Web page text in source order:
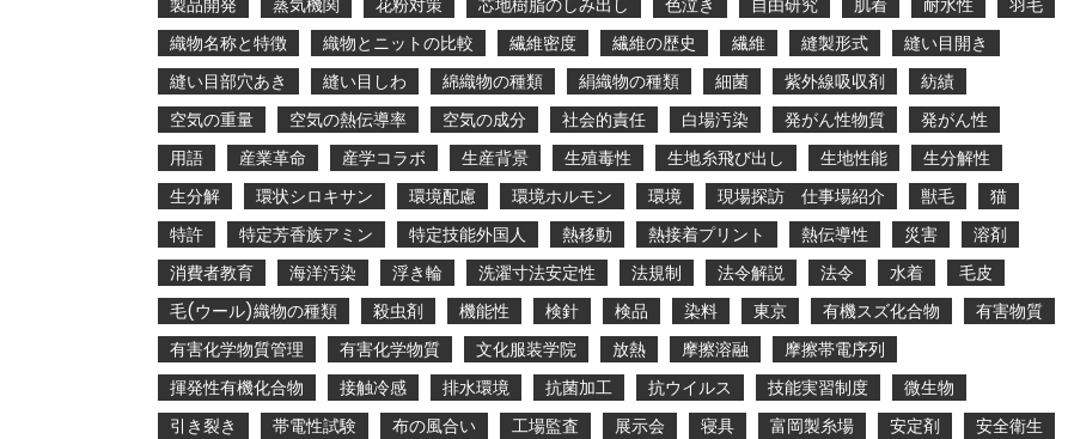
製品開発
蒸気機関 花粉対策 芯地樹脂のしみ出し 色泣き 自由研究 肌着 耐水性
羽毛
織物名称と特徴
織物とニットの比較 繊維密度 繊維の歴史 繊維 縫製形式
縫い目開き
縫い目部穴あき
縫い目しわ 綿織物の種類 絹織物の種類 細菌 紫外線吸収剤
紡績
空気の重量
空気の熱伝導率 空気の成分 社会的責任 白場汚染 発がん性物質
発がん性
用語
産業革命 産学コラボ 生産背景 生殖毒性 生地糸飛び出し 生地性能
生分解性
生分解
環状シロキサン 環境配慮 環境ホルモン 環境 現場探訪 仕事場紹介 獣毛
猫
特許
特定芳香族アミン 特定技能外国人 熱移動 熱接着プリント 熱伝導性 災害
溶剤
消費者教育
海洋汚染 浮き輪 洗濯寸法安定性 法規制 法令解説 法令 水着
毛皮
毛(ウール)織物の種類
殺虫剤 機能性 検針 検品 染料 東京 有機スズ化合物
有害物質
有害化学物質管理
有害化学物質 文化服装学院 放熱 摩擦溶融
摩擦帯電序列
揮発性有機化合物
接触冷感 排水環境 抗菌加工 抗ウイルス 技能実習制度
微生物
引き裂き
帯電性試験 布の風合い 工場監査 展示会 寝具 富岡製糸場 安定剤
安全衛生